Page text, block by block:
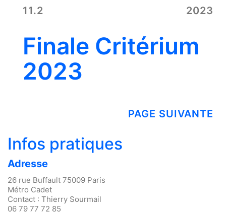
11.2 2023
Finale Critérium
2023
PAGE SUIVANTE
Infos pratiques
Adresse
26 rue Buffault 75009 Paris
Métro Cadet
Contact : Thierry Sourmail
06 79 77 72 85